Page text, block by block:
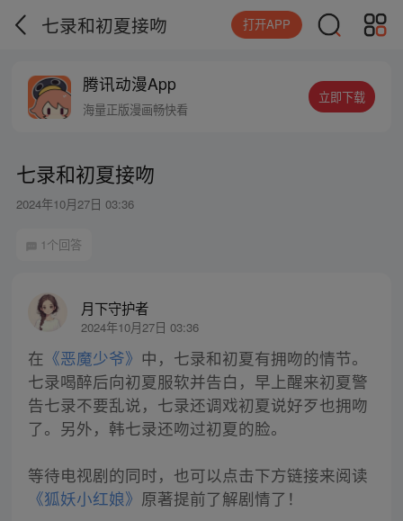
七录和初夏接吻 打开APP
腾讯动漫App
海量正版漫画畅快看
立即下载
七录和初夏接吻
2024年10月27日 03:36
1个回答
月下守护者
2024年10月27日 03:36
在 《恶魔少爷》 中，七录和初夏有拥吻的情节。
七录喝醉后向初夏服软并告白，早上醒来初夏警
告七录不要乱说，七录还调戏初夏说好歹也拥吻
了。另外，韩七录还吻过初夏的脸。
等待电视剧的同时，也可以点击下方链接来阅读
《狐妖小红娘》 原著提前了解剧情了！